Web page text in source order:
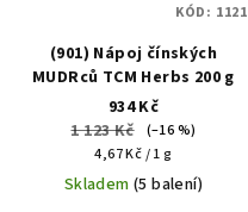
(901) Nápoj čínských
MUDRců TCM Herbs 200 g
934 Kč
1 123 Kč
(–16 %)
Měrná
cena:
4,67 Kč / 1 g
Skladem(5 balení)
KÓD: 1121